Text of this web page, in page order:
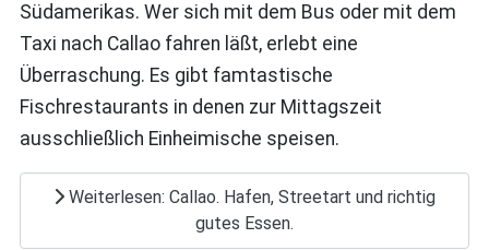
Südamerikas. Wer sich mit dem Bus oder mit dem
Taxi nach Callao fahren läßt, erlebt eine
Überraschung. Es gibt famtastische
Fischrestaurants in denen zur Mittagszeit
ausschließlich Einheimische speisen.
Weiterlesen: Callao. Hafen, Streetart und richtig
gutes Essen.